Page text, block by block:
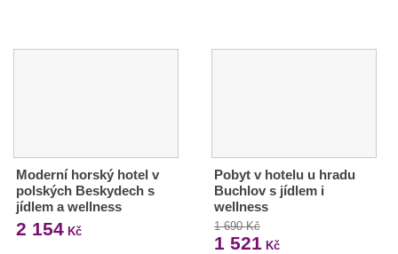
Moderní horský hotel v
polských Beskydech s
jídlem a wellness
2 154 Kč
Pobyt v hotelu u hradu
Buchlov s jídlem i
wellness
1 690 Kč
1 521 Kč